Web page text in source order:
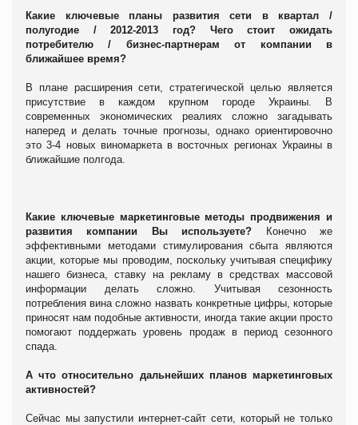
Какие ключевые планы развития сети в квартал /
полугодие / 2012-2013 год? Чего стоит ожидать
потребителю / бизнес-партнерам от компании в
ближайшее время?
В плане расширения сети, стратегической целью является
присутствие в каждом крупном городе Украины. В
современных экономических реалиях сложно загадывать
наперед и делать точные прогнозы, однако ориентировочно
это 3-4 новых виномаркета в восточных регионах Украины в
ближайшие полгода.
Какие ключевые маркетинговые методы продвижения и
развития компании Вы используете? Конечно же
эффективными методами стимулирования сбыта являются
акции, которые мы проводим, поскольку учитывая специфику
нашего бизнеса, ставку на рекламу в средствах массовой
информации делать сложно. Учитывая сезонность
потребления вина сложно назвать конкретные цифры, которые
приносят нам подобные активности, иногда такие акции просто
помогают поддержать уровень продаж в период сезонного
спада.
А что относительно дальнейших планов маркетинговых
активностей?
Сейчас мы запустили интернет-сайт сети, который не только